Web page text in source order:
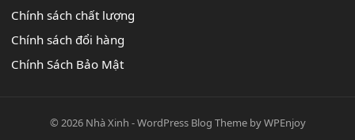
Chính sách chất lượng
Chính sách đổi hàng
Chính Sách Bảo Mật
© 2026 Nhà Xinh -WordPress Blog ThemebyWPEnjoy